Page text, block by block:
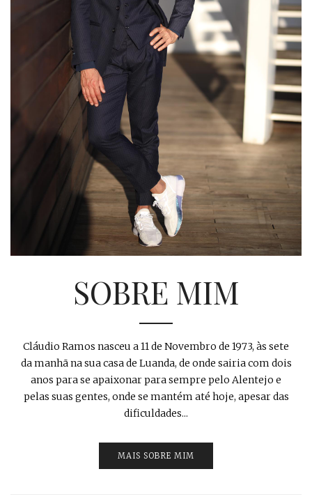
SOBRE MIM
Cláudio Ramos nasceu a 11 de Novembro de 1973, às sete
da manhã na sua casa de Luanda, de onde sairia com dois
anos para se apaixonar para sempre pelo Alentejo e
pelas suas gentes, onde se mantém até hoje, apesar das
dificuldades...
MAIS SOBRE MIM